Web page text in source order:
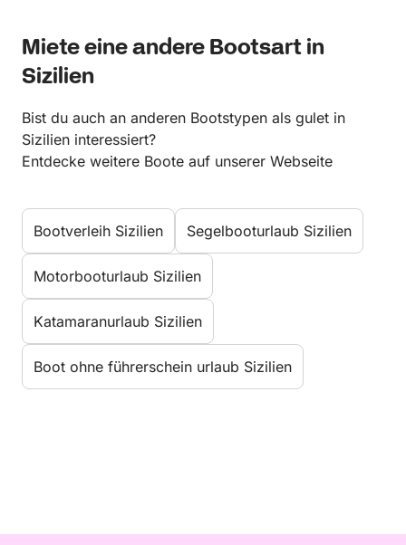
Miete eine andere Bootsart in
Sizilien
Bist du auch an anderen Bootstypen als gulet in
Sizilien interessiert?
Entdecke weitere Boote auf unserer Webseite
Bootverleih Sizilien Segelbooturlaub Sizilien
Motorbooturlaub Sizilien
Katamaranurlaub Sizilien
Boot ohne führerschein urlaub Sizilien